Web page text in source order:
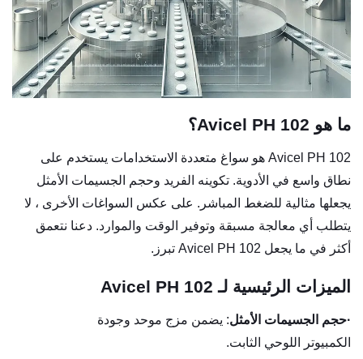
ما هو Avicel PH 102؟
Avicel PH 102 هو سواغ متعددة الاستخدامات يستخدم على
نطاق واسع في الأدوية. تكوينه الفريد وحجم الجسيمات الأمثل
يجعلها مثالية للضغط المباشر. على عكس السواغات الأخرى ، لا
يتطلب أي معالجة مسبقة وتوفير الوقت والموارد. دعنا نتعمق
أكثر في ما يجعل Avicel PH 102 تبرز.
الميزات الرئيسية لـ Avicel PH 102
·حجم الجسيمات الأمثل: يضمن مزج موحد وجودة
الكمبيوتر اللوحي الثابت.